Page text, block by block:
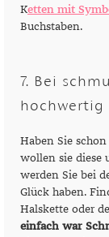
Ketten mit
Buchstaben.
7. Bei
hochwertig
Haben Sie
wollen sie diese
werden Sie bei
Glück haben.
Halskette oder
einfach war